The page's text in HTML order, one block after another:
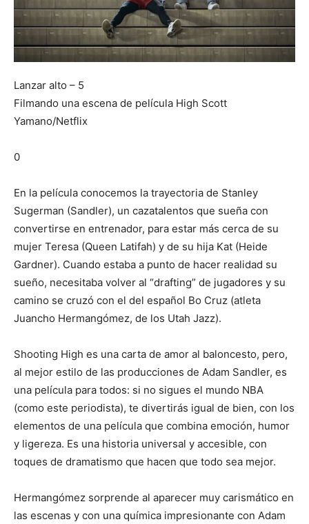
Lanzar alto – 5
Filmando una escena de película High Scott
Yamano/Netflix
0
En la película conocemos la trayectoria de Stanley
Sugerman (Sandler), un cazatalentos que sueña con
convertirse en entrenador, para estar más cerca de su
mujer Teresa (Queen Latifah) y de su hija Kat (Heide
Gardner). Cuando estaba a punto de hacer realidad su
sueño, necesitaba volver al “drafting” de jugadores y su
camino se cruzó con el del español Bo Cruz (atleta
Juancho Hermangómez, de los Utah Jazz).
Shooting High es una carta de amor al baloncesto, pero,
al mejor estilo de las producciones de Adam Sandler, es
una película para todos: si no sigues el mundo NBA
(como este periodista), te divertirás igual de bien, con los
elementos de una película que combina emoción, humor
y ligereza. Es una historia universal y accesible, con
toques de dramatismo que hacen que todo sea mejor.
Hermangómez sorprende al aparecer muy carismático en
las escenas y con una química impresionante con Adam